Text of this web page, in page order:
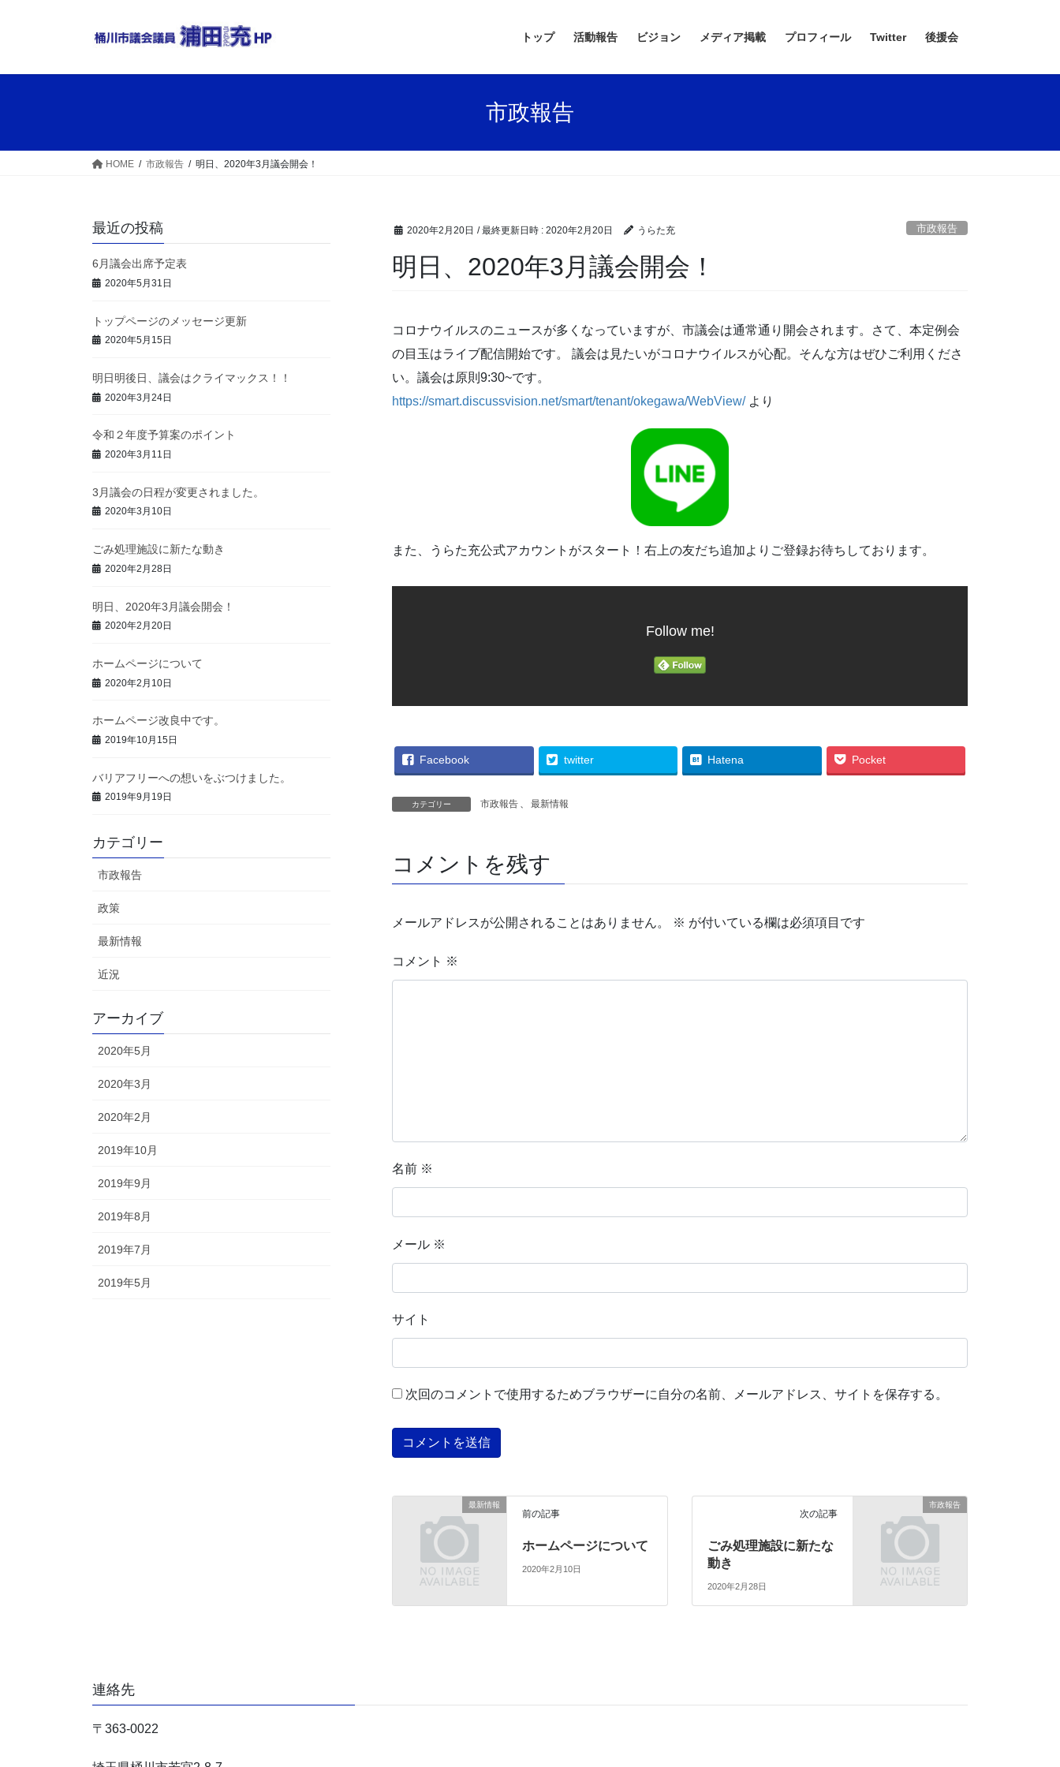
トップ 活動報告 ビジョン メディア掲載 プロフィール Twitter 後援会
市政報告
HOME 市政報告 明日、2020年3月議会開会！
2020年2月20日 / 最終更新日時 : 2020年2月20日 うらた充 市政報告
明日、2020年3月議会開会！
コロナウイルスのニュースが多くなっていますが、市議会は通常通り開会されます。さて、本定例会
の目玉はライブ配信開始です。 議会は見たいがコロナウイルスが心配。そんな方はぜひご利用くださ
い。議会は原則9:30~です。
https://smart.discussvision.net/smart/tenant/okegawa/WebView/より
また、うらた充公式アカウントがスタート！右上の友だち追加よりご登録お待ちしております。
Follow me!
Facebook twitter Hatena Pocket
カテゴリー 市政報告 、 最新情報
コメントを残す
メールアドレスが公開されることはありません。 ※ が付いている欄は必須項目です
コメント ※
名前 ※
メール ※
サイト
次回のコメントで使用するためブラウザーに自分の名前、メールアドレス、サイトを保存する。
最新情報
前の記事
ホームページについて
2020年2月10日
市政報告
次の記事
ごみ処理施設に新たな
動き
2020年2月28日
最近の投稿
6月議会出席予定表
2020年5月31日
トップページのメッセージ更新
2020年5月15日
明日明後日、議会はクライマックス！！
2020年3月24日
令和２年度予算案のポイント
2020年3月11日
3月議会の日程が変更されました。
2020年3月10日
ごみ処理施設に新たな動き
2020年2月28日
明日、2020年3月議会開会！
2020年2月20日
ホームページについて
2020年2月10日
ホームページ改良中です。
2019年10月15日
バリアフリーへの想いをぶつけました。
2019年9月19日
カテゴリー
市政報告
政策
最新情報
近況
アーカイブ
2020年5月
2020年3月
2020年2月
2019年10月
2019年9月
2019年8月
2019年7月
2019年5月
連絡先
〒363-0022